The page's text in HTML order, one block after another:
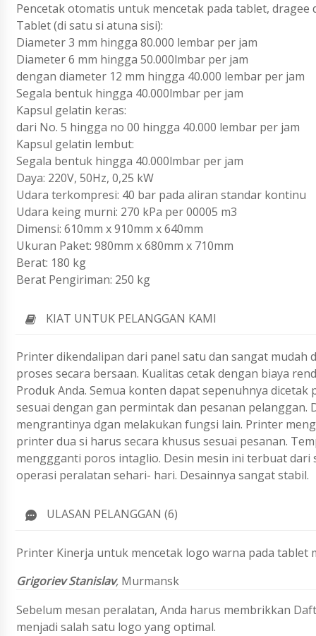
Pencetak otomatis untuk mencetak pada tablet, dragee
Tablet (di satu si atuna sisi):
Diameter 3 mm hingga 80.000 lembar per jam
Diameter 6 mm hingga 50.000lmbar per jam
dengan diameter 12 mm hingga 40.000 lembar per jam
Segala bentuk hingga 40.000lmbar per jam
Kapsul gelatin keras:
dari No. 5 hingga no 00 hingga 40.000 lembar per jam
Kapsul gelatin lembut:
Segala bentuk hingga 40.000lmbar per jam
Daya: 220V, 50Hz, 0,25 kW
Udara terkompresi: 40 bar pada aliran standar kontinu
Udara keing murni: 270 kPa per 00005 m3
Dimensi: 610mm x 910mm x 640mm
Ukuran Paket: 980mm x 680mm x 710mm
Berat: 180 kg
Berat Pengiriman: 250 kg
KIAT UNTUK PELANGGAN KAMI
Printer dikendalipan dari panel satu dan sangat
proses secara bersaan. Kualitas cetak dengan biaya
Produk Anda. Semua konten dapat sepenuhnya
sesuai dengan gan permintak dan pesanan
mengrantinya dgan melakukan fungsi lain. Printer
printer dua si harus secara khusus sesuai pesanan.
menggganti poros intaglio. Desin mesin ini terbuat
operasi peralatan sehari- hari. Desainnya sangat stabil.
ULASAN PELANGGAN (6)
Printer Kinerja untuk mencetak logo warna pada
Grigoriev Stanislav, Murmansk
Sebelum mesan peralatan, Anda harus membrikkan
menjadi salah satu logo yang optimal.